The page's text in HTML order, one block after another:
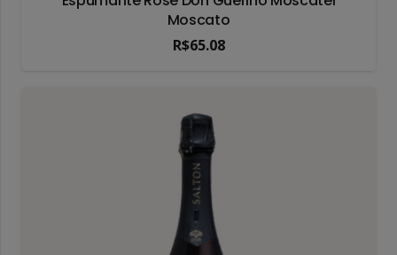
Moscato
R$65.08